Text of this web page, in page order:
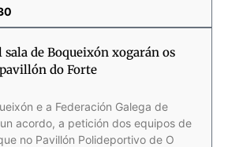
sala de Boqueixón xogarán os
do Forte
e a Federación Galega de
acordo, a petición dos equipos de
no Pavillón Polideportivo de O